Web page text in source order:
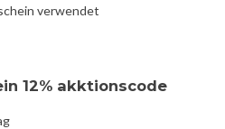
verwendet
12% akktionscode